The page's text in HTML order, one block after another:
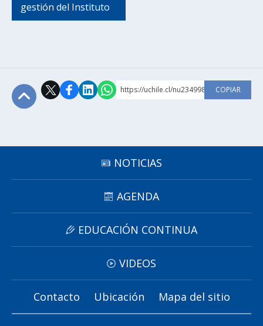
gestión del Instituto
https://uchile.cl/nu234998 COPIAR
NOTICIAS
AGENDA
EDUCACIÓN CONTINUA
VIDEOS
Contacto Ubicación Mapa del sitio